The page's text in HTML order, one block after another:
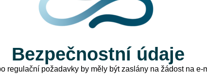
Bezpečnostní údaje
regulační požadavky by měly být zaslány na žádost na e-